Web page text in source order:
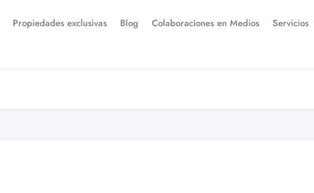
Propiedades exclusivas Blog Colaboraciones en Medios Servicios